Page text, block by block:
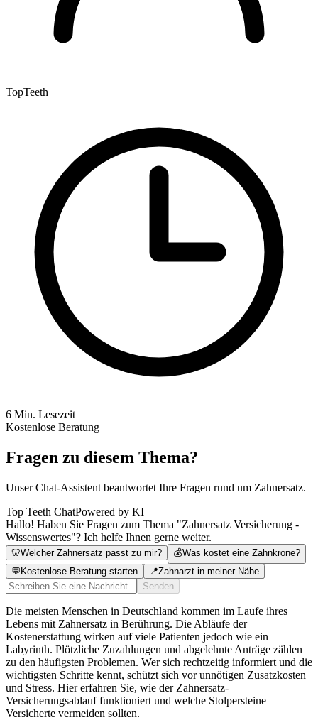
TopTeeth
6 Min. Lesezeit
Kostenlose Beratung
Fragen zu diesem Thema?
Unser Chat-Assistent beantwortet Ihre Fragen rund um Zahnersatz.
Top Teeth ChatPowered by KI
Hallo! Haben Sie Fragen zum Thema "Zahnersatz Versicherung -
Wissenswertes"? Ich helfe Ihnen gerne weiter.
🦷Welcher Zahnersatz passt zu mir? 💰Was kostet eine Zahnkrone?
💬Kostenlose Beratung starten 📍Zahnarzt in meiner Nähe
Senden
Die meisten Menschen in Deutschland kommen im Laufe ihres
Lebens mit Zahnersatz in Berührung. Die Abläufe der
Kostenerstattung wirken auf viele Patienten jedoch wie ein
Labyrinth. Plötzliche Zuzahlungen und abgelehnte Anträge zählen
zu den häufigsten Problemen. Wer sich rechtzeitig informiert und die
wichtigsten Schritte kennt, schützt sich vor unnötigen Zusatzkosten
und Stress. Hier erfahren Sie, wie der Zahnersatz-
Versicherungsablauf funktioniert und welche Stolpersteine
Versicherte vermeiden sollten.